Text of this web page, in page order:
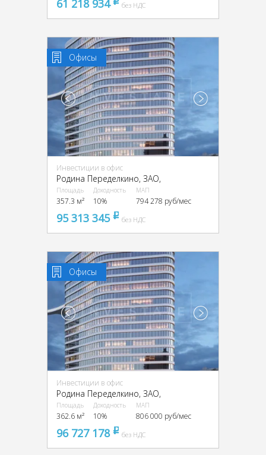
61 218 934 без НДС
Офисы
Инвестиции в офис
Родина Переделкино, ЗАО,
Площадь
357.3 м²
Доходность
10%
МАП
794 278 руб/мес
95 313 345 pуббез НДС
Офисы
Инвестиции в офис
Родина Переделкино, ЗАО,
Площадь
362.6 м²
Доходность
10%
МАП
806 000 руб/мес
96 727 178 pуббез НДС